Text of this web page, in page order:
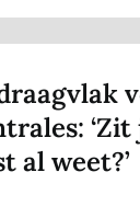
al weet?’